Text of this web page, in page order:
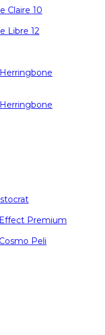
Claire 10
Libre 12
Premium
Peli